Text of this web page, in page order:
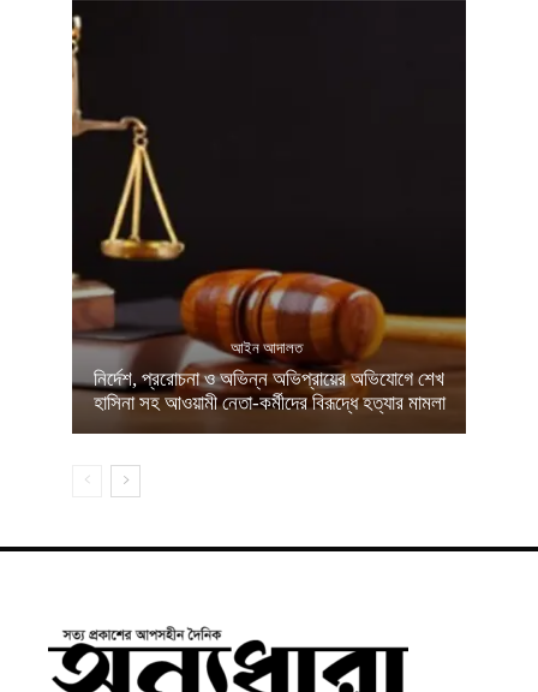
আইন আদালত
নির্দেশ, প্ররোচনা ও অভিন্ন অভিপ্রায়ের অভিযোগে শেখ
হাসিনা সহ আওয়ামী নেতা-কর্মীদের বিরূদ্ধে হত্যার মামলা